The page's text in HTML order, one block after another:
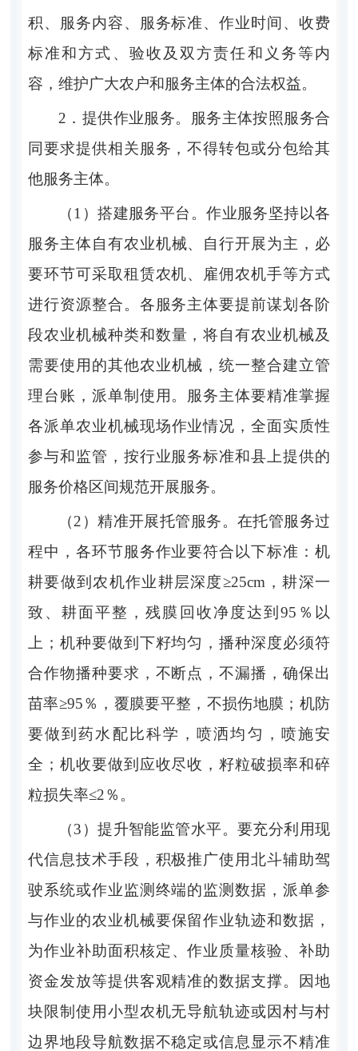
积、服务内容、服务标准、作业时间、收费
标准和方式、验收及双方责任和义务等内
容，维护广大农户和服务主体的合法权益。
2． 提供作业服务。
服务主体按照服务合
同要求提供相关服务，不得转包或分包给其
他服务主体。
（1 ）搭建服务平台。作业服务坚持以各
服务主体自有农业机械、自行开展为主，必
要环节可采取租赁农机、雇佣农机手等方式
进行资源整合。各服务主体要提前谋划各阶
段农业机械种类和数量，将自有农业机械及
需要使用的其他农业机械 ，统一整合建立管
理台账，派单制使用。服务主体要精准掌握
各派单农业机械现场作业情况，全面实质性
参与和监管，按行业服务标准和县上提供的
服务价格区间规范开展服务。
（2 ）精准开展托管服务。 在托管服务过
程中，各环节服务作业要符合以下标准：机
耕要做到农机作业耕层深度≥25cm ，耕深一
致、耕面平整，残膜回收净度达到 95％ 以
上；机种要做到下籽均匀，播种深度必须符
合作物播种要求，不断点，不漏播，确保出
苗率≥95％ ，覆膜要平整，不损伤地膜；机防
要做到药水配比科学，喷洒均匀，喷施安
全；机收要做到应收尽收，籽粒破损率和碎
粒损失率≤2％ 。
（3 ）提升智能监管水平。 要充分利用现
代信息技术手段，积极推广使用北斗辅助驾
驶系统或作业监测终端的监测数据，派单参
与作业的农业机械要保留作业轨迹和数据，
为作业补助面积核定、作业质量核验、补助
资金发放等提供客观精准的数据支撑。因地
块限制使用小型农机无导航轨迹或因村与村
边界地段导航数据不稳定或信息显示不精准